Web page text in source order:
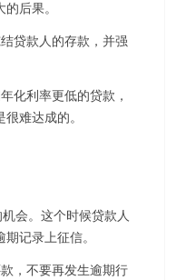
后果。
贷款人的存款，并强
化利率更低的贷款，
难达成的。
会。这个时候贷款人
记录上征信。
，不要再发生逾期行